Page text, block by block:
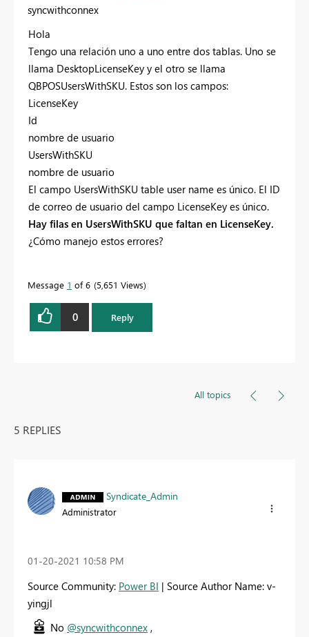
syncwithconnex
Hola
Tengo una relación uno a uno entre dos tablas. Uno se
llama DesktopLicenseKey y el otro se llama
QBPOSUsersWithSKU. Estos son los campos:
LicenseKey
Id
nombre de usuario
UsersWithSKU
nombre de usuario
El campo UsersWithSKU table user name es único. El ID
de correo de usuario del campo LicenseKey es único.
Hay filas en UsersWithSKU que faltan en LicenseKey.
¿Cómo manejo estos errores?
Message 1 of 6 5,651 Views
0 Reply
All topics
5 REPLIES
Syndicate_Admin
Administrator
‎01-20-2021 10:58 PM
Source Community: Power BI | Source Author Name: v-
yingjl
No @syncwithconnex ,